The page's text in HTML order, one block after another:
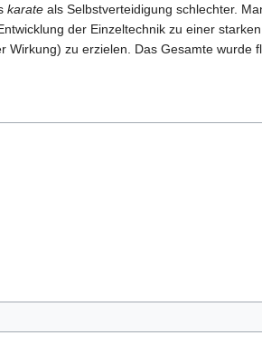
karate als Selbstverteidigung schlechter.
der Einzeltechnik zu einer
zu erzielen. Das Gesamte wurde